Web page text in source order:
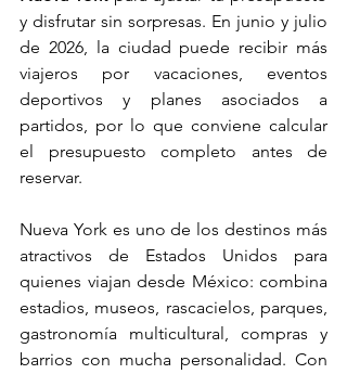
y disfrutar sin sorpresas. En junio y julio
de 2026, la ciudad puede recibir más
viajeros por vacaciones, eventos
deportivos y planes asociados a
partidos, por lo que conviene calcular
el presupuesto completo antes de
reservar.
Nueva York es uno de los destinos más
atractivos de Estados Unidos para
quienes viajan desde México: combina
estadios, museos, rascacielos, parques,
gastronomía multicultural, compras y
barrios con mucha personalidad. Con